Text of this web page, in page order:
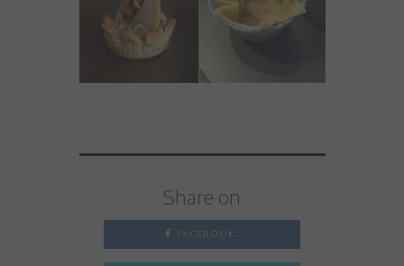
Share on
FACEBOOK